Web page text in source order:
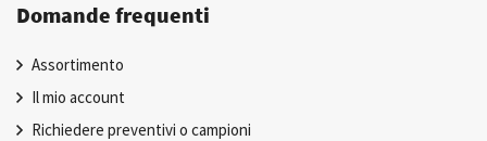
Domande frequenti
Assortimento
Il mio account
Richiedere preventivi o campioni